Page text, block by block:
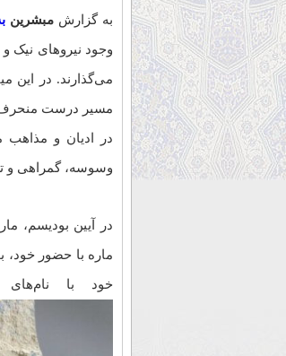
به گزارش مبشرین
وجود نیرو‌های نیک و
می‌گذارند. در این
مسیر درست
در ادیان و مذاهب
وسوسه، گمراهی و
ماره با حضور خود،
خود با